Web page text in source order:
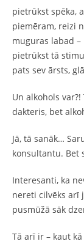
pietrūkst spēka,
piemēram, reizi
muguras labad
pietrūkst tā
pats sev ārsts,
Un alkohols
dakteris, bet
Jā, tā sanāk…
konsultantu. Bet
Interesanti, ka
nereti cilvēks arī
pusmūžā sāk
Tā arī ir – kaut